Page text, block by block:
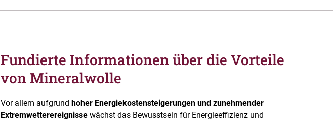
Fundierte Informationen über die Vorteile
von Mineralwolle
Vor allem aufgrund hoher Energiekostensteigerungen und zunehmender
Extremwetterereignisse wächst das Bewusstsein für Energieeffizienz und